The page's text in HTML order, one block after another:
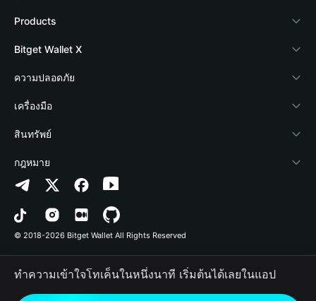
เกี่ยวกับ Bitget Wallet
Blog
Academy
ข่าวสารด้านคริปโต
ศูนย์ช่วยเหลือ
ติดต่อเรา
ทรัพยากรข้อมูลของแบรนด์
อาชีพ
Products
Crypto Card
Stablecoin Earn
Payfi Crypto
Crypto Swap API
Altcoin Season Index
Prediction Markets
DApp
RWA
Bitget Wallet X
นักพัฒนา
เชื่อมต่อ Wallet
Bitget Wallet Pay
ลิสต์โปรเจกต์
ความปลอดภัย
Protection Fund
เทคโนโลยีความปลอดภัย
เครื่องมือ
ซื้อคริปโต
การตรวจจับการอนุญาต
การตรวจจับสัญญา
การโอนเป็นชุด
สินทรัพย์
Arbitrum
Avalanche
Bitcoin
Polygon
กฎหมาย
นโยบายความเป็นส่วนตัว
ข้อตกลงในการใช้บริการ
© 2018-2026 Bitget Wallet All Rights Reserved
ทำความเข้าใจโทเค็นในหนึ่งนาที เริ่มต้นได้เลยในแอป